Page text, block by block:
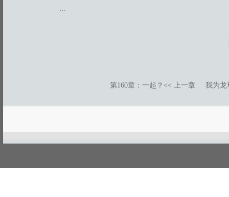
...
第160章：一起？ << 上一章 我为龙